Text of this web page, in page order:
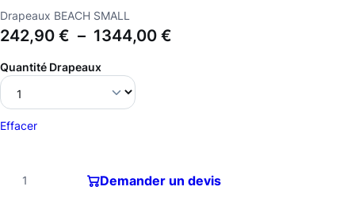
Drapeaux BEACH SMALL
242,90 € – 1344,00 €
Quantité Drapeaux
Effacer
Demander un devis